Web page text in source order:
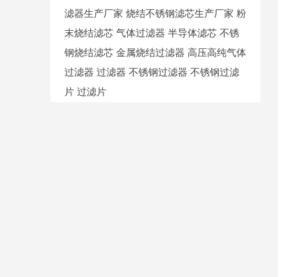
滤器生产厂家 烧结不锈钢滤芯生产厂家 粉
末烧结滤芯 气体过滤器 半导体滤芯 不锈
钢烧结滤芯 金属烧结过滤器 高压高纯气体
过滤器 过滤器 不锈钢过滤器 不锈钢过滤
片 过滤片